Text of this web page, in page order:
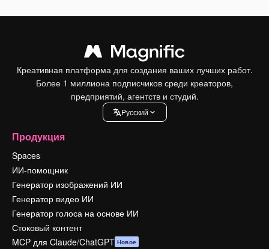
Креативная платформа для создания ваших лучших работ.
Более 1 миллиона подписчиков среди креаторов,
предприятий, агентств и студий.
Pусский
Продукция
Spaces
ИИ-помощник
Генератор изображений ИИ
Генератор видео ИИ
Генератор голоса на основе ИИ
Стоковый контент
MCP для Claude/ChatGPT Новое